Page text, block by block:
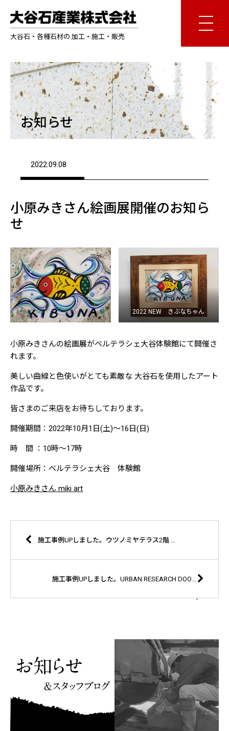
大谷石・各種石材の 加工・施工・販売
お知らせ
2022.09.08
小原みきさん絵画展開催のお知ら
せ
2022 NEW きぶなちゃん
小原みきさんの絵画展がベルテラシェ大谷体験館にて開催さ
れます。
美しい曲線と色使いがとても素敵な 大谷石を使用したアート
作品です。
皆さまのご来店をお待ちしております。
開催期間：2022年10月1日(土)～16日(日)
時 間 ：10時～17時
開催場所：ベルテラシェ大谷 体験館
小原みきさん miki art